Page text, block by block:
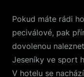
Pokud máte rádi
peciválové, pak
dovolenou
Jeseníky ve sport
V hotelu se